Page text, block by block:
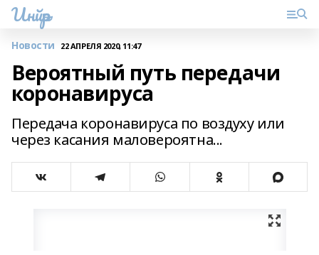
Инйәр
Новости 22 АПРЕЛЯ 2020, 11:47
Вероятный путь передачи
коронавируса
Передача коронавируса по воздуху или
через касания маловероятна...